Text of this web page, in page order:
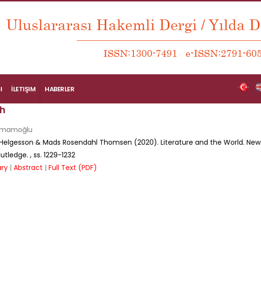
İLETIŞIM HABERLER
& Mads Rosendahl Thomsen (2020). Literature and the World. New
, ss. 1229-1232
| Abstract | Full Text (PDF)